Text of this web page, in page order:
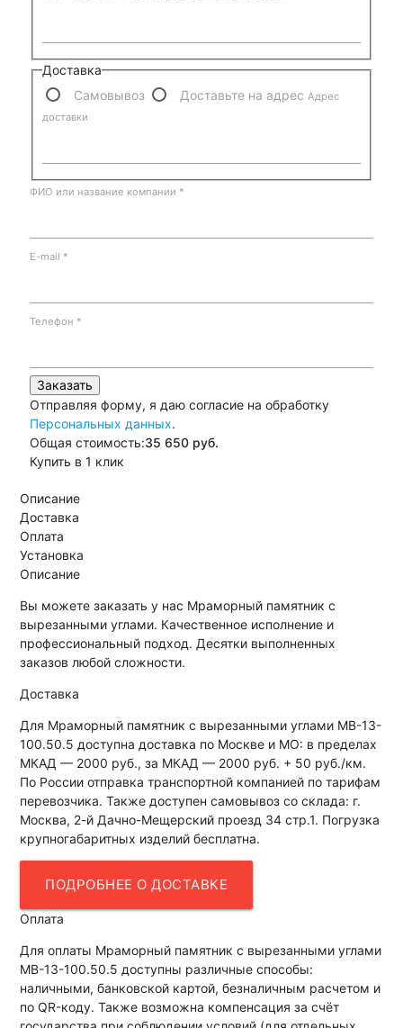
Доставка
Самовывоз
Доставьте на адрес Адрес
доставки
ФИО или название компании *
E-mail *
Телефон *
Заказать
Отправляя форму, я даю согласие на обработку
Персональных данных.
Общая стоимость:35 650руб.
Купить в 1 клик
Описание
Доставка
Оплата
Установка
Описание
Вы можете заказать у нас Мраморный памятник с
вырезанными углами. Качественное исполнение и
профессиональный подход. Десятки выполненных
заказов любой сложности.
Доставка
Для Мраморный памятник с вырезанными углами МВ-13-
100.50.5 доступна доставка по Москве и МО: в пределах
МКАД — 2000 руб., за МКАД — 2000 руб. + 50 руб./км.
По России отправка транспортной компанией по тарифам
перевозчика. Также доступен самовывоз со склада: г.
Москва, 2-й Дачно-Мещерский проезд 34 стр.1. Погрузка
крупногабаритных изделий бесплатна.
ПОДРОБНЕЕ О ДОСТАВКЕ
Оплата
Для оплаты Мраморный памятник с вырезанными углами
МВ-13-100.50.5 доступны различные способы:
наличными, банковской картой, безналичным расчетом и
по QR-коду. Также возможна компенсация за счёт